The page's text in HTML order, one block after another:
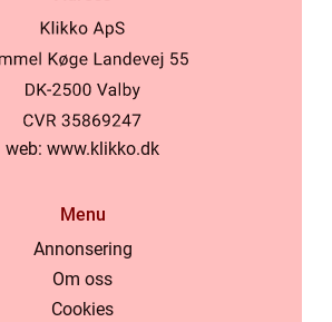
web: www.klikko.dk
Menu
Annonsering
Om oss
Cookies